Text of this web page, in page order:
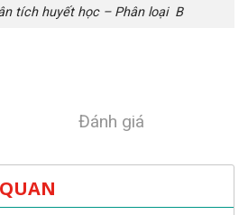
tích huyết học – Phân loại B
Đánh giá